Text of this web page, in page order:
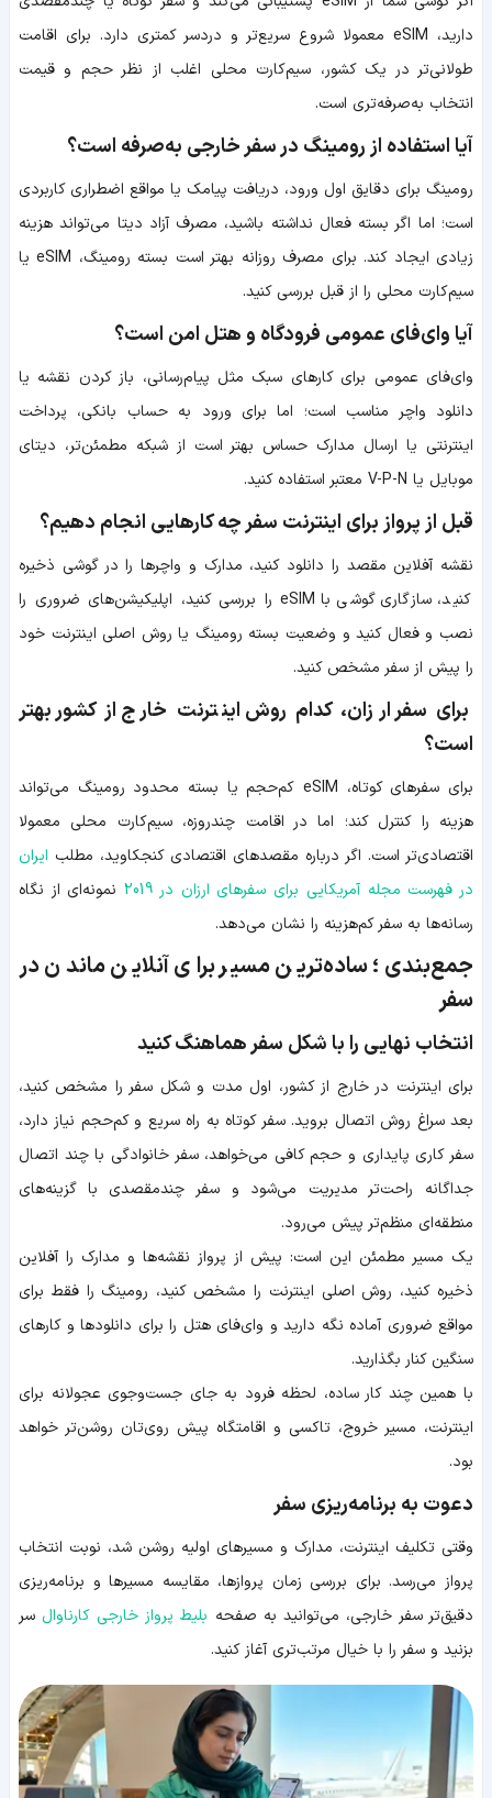
دارید، eSIM معمولا شروع سریع‌تر و دردسر کمتری دارد. برای اقامت
طولانی‌تر در یک کشور، سیم‌کارت محلی اغلب از نظر حجم و قیمت
انتخاب به‌صرفه‌تری است.
آیا استفاده از رومینگ در سفر خارجی به‌صرفه است؟
رومینگ برای دقایق اول ورود، دریافت پیامک یا مواقع اضطراری کاربردی
است؛ اما اگر بسته فعال نداشته باشید، مصرف آزاد دیتا می‌تواند هزینه
زیادی ایجاد کند. برای مصرف روزانه بهتر است بسته رومینگ، eSIM یا
سیم‌کارت محلی را از قبل بررسی کنید.
آیا وای‌فای عمومی فرودگاه و هتل امن است؟
وای‌فای عمومی برای کارهای سبک مثل پیام‌رسانی، باز کردن نقشه یا
دانلود واچر مناسب است؛ اما برای ورود به حساب بانکی، پرداخت
اینترنتی یا ارسال مدارک حساس بهتر است از شبکه مطمئن‌تر، دیتای
موبایل یا V-P-N معتبر استفاده کنید.
قبل از پرواز برای اینترنت سفر چه کارهایی انجام دهیم؟
نقشه آفلاین مقصد را دانلود کنید، مدارک و واچرها را در گوشی ذخیره
کنید، سازگاری گوشی با eSIM را بررسی کنید، اپلیکیشن‌های ضروری را
نصب و فعال کنید و وضعیت بسته رومینگ یا روش اصلی اینترنت خود
را پیش از سفر مشخص کنید.
برای سفر ارزان، کدام روش اینترنت خارج از کشور بهتر
است؟
برای سفرهای کوتاه، eSIM کم‌حجم یا بسته محدود رومینگ می‌تواند
هزینه را کنترل کند؛ اما در اقامت چندروزه، سیم‌کارت محلی معمولا
اقتصادی‌تر است. اگر درباره مقصدهای اقتصادی کنجکاوید، مطلب ایران
در فهرست مجله آمریکایی برای سفرهای ارزان در 2019
نمونه‌ای از نگاه
رسانه‌ها به سفر کم‌هزینه را نشان می‌دهد.
جمع‌بندی؛ ساده‌ترین مسیر برای آنلاین ماندن در
سفر
انتخاب نهایی را با شکل سفر هماهنگ کنید
برای اینترنت در خارج از کشور، اول مدت و شکل سفر را مشخص کنید،
بعد سراغ روش اتصال بروید. سفر کوتاه به راه سریع و کم‌حجم نیاز دارد،
سفر کاری پایداری و حجم کافی می‌خواهد، سفر خانوادگی با چند اتصال
جداگانه راحت‌تر مدیریت می‌شود و سفر چندمقصدی با گزینه‌های
منطقه‌ای منظم‌تر پیش می‌رود.
یک مسیر مطمئن این است: پیش از پرواز نقشه‌ها و مدارک را آفلاین
ذخیره کنید، روش اصلی اینترنت را مشخص کنید، رومینگ را فقط برای
مواقع ضروری آماده نگه دارید و وای‌فای هتل را برای دانلودها و کارهای
سنگین کنار بگذارید.
با همین چند کار ساده، لحظه فرود به جای جست‌وجوی عجولانه برای
اینترنت، مسیر خروج، تاکسی و اقامتگاه پیش روی‌تان روشن‌تر خواهد
بود.
دعوت به برنامه‌ریزی سفر
وقتی تکلیف اینترنت، مدارک و مسیرهای اولیه روشن شد، نوبت انتخاب
پرواز می‌رسد. برای بررسی زمان پروازها، مقایسه مسیرها و برنامه‌ریزی
دقیق‌تر سفر خارجی، می‌توانید به صفحه بلیط پرواز خارجی کارناوال سر
بزنید و سفر را با خیال مرتب‌تری آغاز کنید.